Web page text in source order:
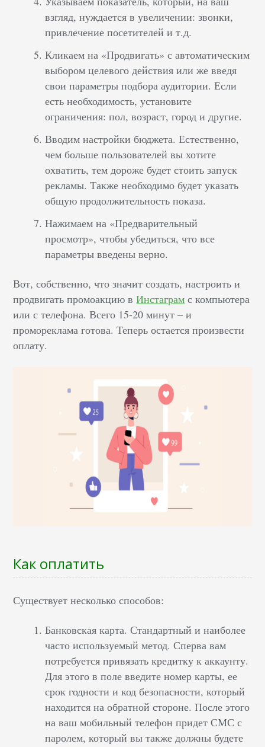
взгляд, нуждается в увеличении: звонки,
привлечение посетителей и т.д.
Кликаем на «Продвигать» с автоматическим
выбором целевого действия или же введя
свои параметры подбора аудитории. Если
есть необходимость, установите
ограничения: пол, возраст, город и другие.
Вводим настройки бюджета. Естественно,
чем больше пользователей вы хотите
охватить, тем дороже будет стоить запуск
рекламы. Также необходимо будет указать
общую продолжительность показа.
Нажимаем на «Предварительный
просмотр», чтобы убедиться, что все
параметры введены верно.
Вот, собственно, что значит создать, настроить и
продвигать промоакцию вИнстаграм с компьютера
или с телефона. Всего 15-20 минут – и
промореклама готова. Теперь остается произвести
оплату.
Как оплатить
Существует несколько способов:
Банковская карта. Стандартный и наиболее
часто используемый метод. Сперва вам
потребуется привязать кредитку к аккаунту.
Для этого в поле введите номер карты, ее
срок годности и код безопасности, который
находится на обратной стороне. После этого
на ваш мобильный телефон придет СМС с
паролем, который вы также должны будете